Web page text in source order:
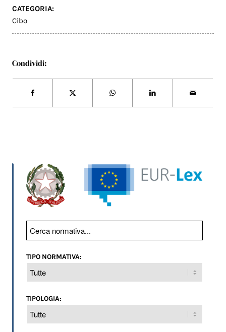
CATEGORIA:
Cibo
Condividi:
TIPO NORMATIVA:
TIPOLOGIA: